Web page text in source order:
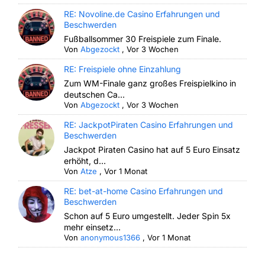
RE: Novoline.de Casino Erfahrungen und
Beschwerden
Fußballsommer 30 Freispiele zum Finale.
VonAbgezockt ,Vor 3 Wochen
RE: Freispiele ohne Einzahlung
Zum WM-Finale ganz großes Freispielkino in
deutschen Ca...
VonAbgezockt ,Vor 3 Wochen
RE: JackpotPiraten Casino Erfahrungen und
Beschwerden
Jackpot Piraten Casino hat auf 5 Euro Einsatz
erhöht, d...
VonAtze ,Vor 1 Monat
RE: bet-at-home Casino Erfahrungen und
Beschwerden
Schon auf 5 Euro umgestellt. Jeder Spin 5x
mehr einsetz...
Vonanonymous1366 ,Vor 1 Monat